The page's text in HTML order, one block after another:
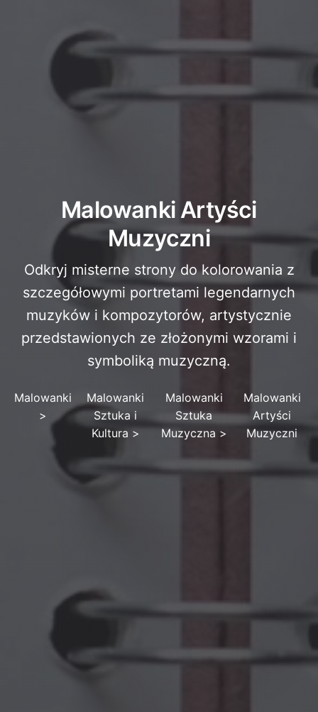
Malowanki Artyści
Muzyczni
Odkryj misterne strony do kolorowania z
szczegółowymi portretami legendarnych
muzyków i kompozytorów, artystycznie
przedstawionych ze złożonymi wzorami i
symboliką muzyczną.
Malowanki
>
Malowanki
Sztuka i
Kultura >
Malowanki
Sztuka
Muzyczna >
Malowanki
Artyści
Muzyczni